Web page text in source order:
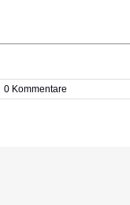
0 Kommentare